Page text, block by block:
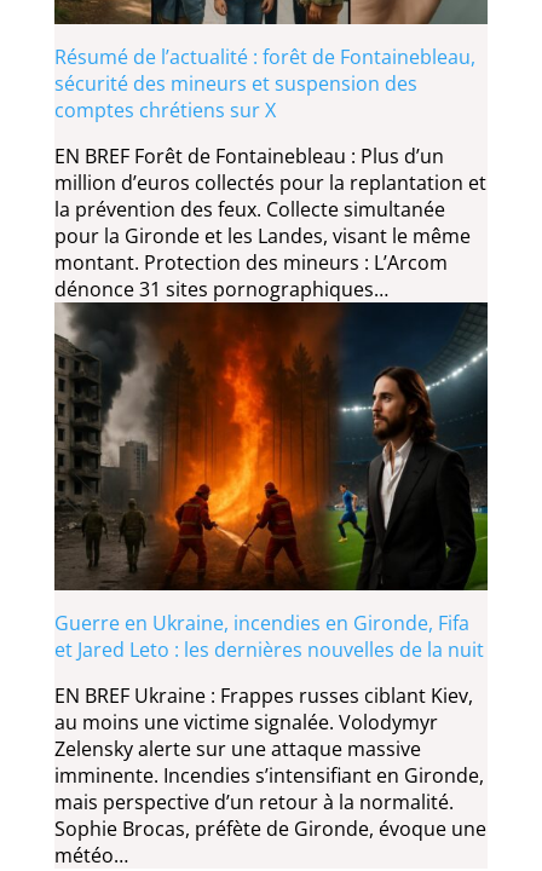
Résumé de l’actualité : forêt de Fontainebleau,
sécurité des mineurs et suspension des
comptes chrétiens sur X
EN BREF Forêt de Fontainebleau : Plus d’un
million d’euros collectés pour la replantation et
la prévention des feux. Collecte simultanée
pour la Gironde et les Landes, visant le même
montant. Protection des mineurs : L’Arcom
dénonce 31 sites pornographiques…
Guerre en Ukraine, incendies en Gironde, Fifa
et Jared Leto : les dernières nouvelles de la nuit
EN BREF Ukraine : Frappes russes ciblant Kiev,
au moins une victime signalée. Volodymyr
Zelensky alerte sur une attaque massive
imminente. Incendies s’intensifiant en Gironde,
mais perspective d’un retour à la normalité.
Sophie Brocas, préfète de Gironde, évoque une
météo…